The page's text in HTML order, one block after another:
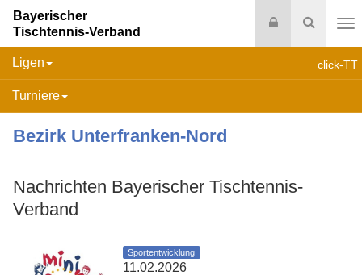
Suche
Login
Bayerischer
Tischtennis-Verband
click-TT
Ligen
Turniere
Bezirk Unterfranken-Nord
Nachrichten Bayerischer Tischtennis-
Verband
Sportentwicklung
11.02.2026